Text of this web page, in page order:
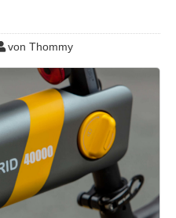
von Thommy